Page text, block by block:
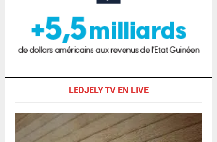
LEDJELY TV EN LIVE